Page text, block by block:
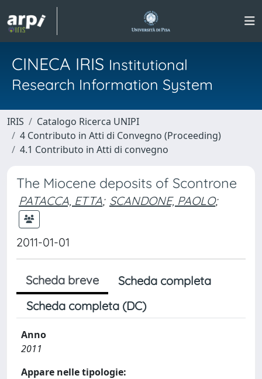
CINECA IRIS Institutional
Research Information System
IRIS
Catalogo Ricerca UNIPI
4 Contributo in Atti di Convegno (Proceeding)
4.1 Contributo in Atti di convegno
The Miocene deposits of Scontrone
PATACCA, ETTA; SCANDONE, PAOLO;
2011-01-01
Scheda breve
Scheda completa
Scheda completa (DC)
Anno
2011
Appare nelle tipologie: